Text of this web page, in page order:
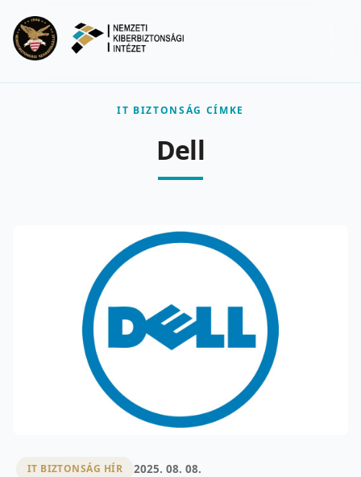
IT BIZTONSÁG CÍMKE
Dell
IT BIZTONSÁG HÍR 2025. 08. 08.